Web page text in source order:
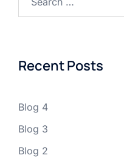
Recent Posts
Blog 4
Blog 3
Blog 2